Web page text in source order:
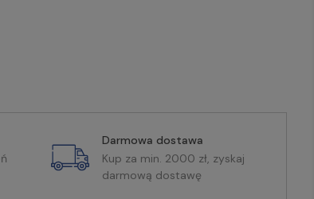
Darmowa dostawa
Kup za min. 2000 zł, zyskaj
darmową dostawę